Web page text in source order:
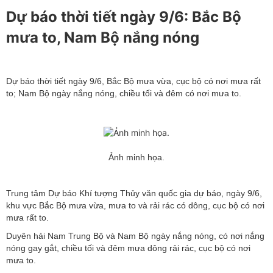
Dự báo thời tiết ngày 9/6: Bắc Bộ
mưa to, Nam Bộ nắng nóng
Dự báo thời tiết ngày 9/6, Bắc Bộ mưa vừa, cục bộ có nơi mưa rất
to; Nam Bộ ngày nắng nóng, chiều tối và đêm có nơi mưa to.
Ảnh minh họa.
Trung tâm Dự báo Khí tượng Thủy văn quốc gia dự báo, ngày 9/6,
khu vực Bắc Bộ mưa vừa, mưa to và rải rác có dông, cục bộ có nơi
mưa rất to.
Duyên hải Nam Trung Bộ và Nam Bộ ngày nắng nóng, có nơi nắng
nóng gay gắt, chiều tối và đêm mưa dông rải rác, cục bộ có nơi
mưa to.